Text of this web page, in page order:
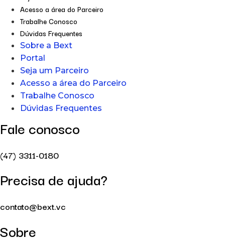
Acesso a área do Parceiro
Trabalhe Conosco
Dúvidas Frequentes
Sobre a Bext
Portal
Seja um Parceiro
Acesso a área do Parceiro
Trabalhe Conosco
Dúvidas Frequentes
Fale conosco
(47) 3311-0180
Precisa de ajuda?
contato@bext.vc
Sobre